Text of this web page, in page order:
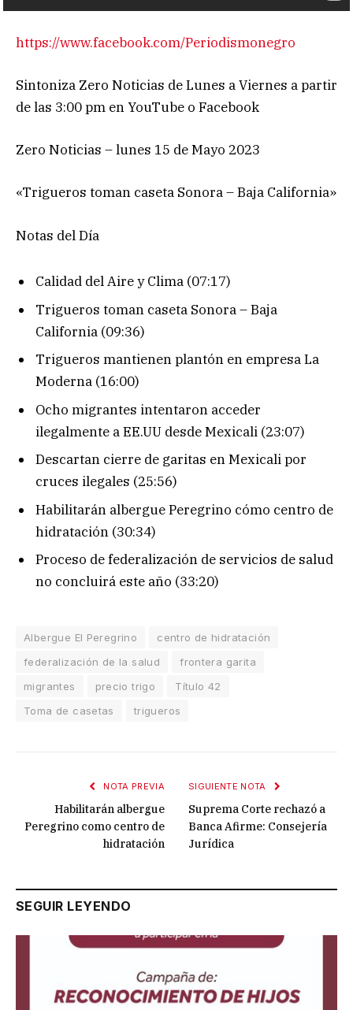
https://www.facebook.com/Periodismonegro
Sintoniza Zero Noticias de Lunes a Viernes a partir
de las 3:00 pm en YouTube o Facebook
Zero Noticias – lunes 15 de Mayo 2023
«Trigueros toman caseta Sonora – Baja California»
Notas del Día
Calidad del Aire y Clima (07:17)
Trigueros toman caseta Sonora – Baja
California (09:36)
Trigueros mantienen plantón en empresa La
Moderna (16:00)
Ocho migrantes intentaron acceder
ilegalmente a EE.UU desde Mexicali (23:07)
Descartan cierre de garitas en Mexicali por
cruces ilegales (25:56)
Habilitarán albergue Peregrino cómo centro de
hidratación (30:34)
Proceso de federalización de servicios de salud
no concluirá este año (33:20)
Albergue El Peregrino
centro de hidratación
federalización de la salud
frontera garita
migrantes
precio trigo
Título 42
Toma de casetas
trigueros
NOTA PREVIA
Habilitarán albergue
Peregrino como centro de
hidratación
SIGUIENTE NOTA
Suprema Corte rechazó a
Banca Afirme: Consejería
Jurídica
SEGUIR LEYENDO